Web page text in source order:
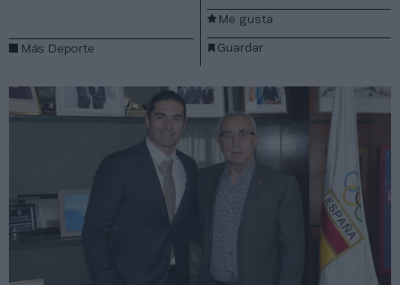
Más Deporte Guardar
Me gusta